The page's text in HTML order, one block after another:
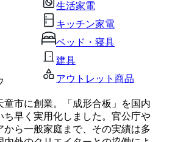
生活家電
キッチン家電
ベッド・寝具
建具
アウトレット商品
童市に創業。「成形合板」を国内
ち早く実用化しました。官公庁や
から一般家庭まで、その実績は多